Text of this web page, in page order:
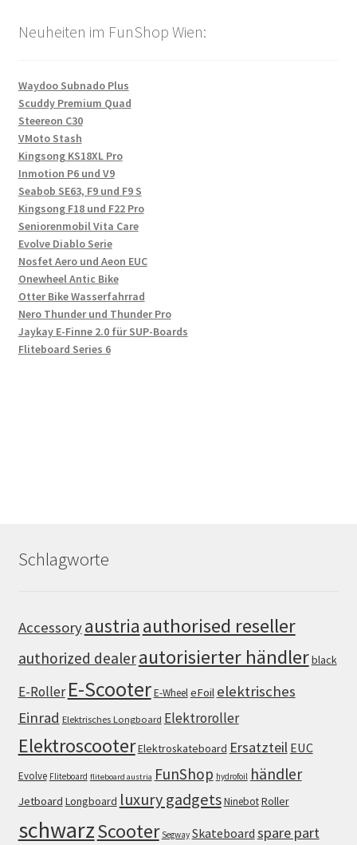
Neuheiten im FunShop Wien:
Waydoo Subnado Plus
Scuddy Premium Quad
Steereon C30
VMoto Stash
Kingsong KS18XL Pro
Inmotion P6 und V9
Seabob SE63, F9 und F9 S
Kingsong F18 und F22 Pro
Seniorenmobil Vita Care
Evolve Diablo Serie
Nosfet Aero und Aeon EUC
Onewheel Antic Bike
Otter Bike Wasserfahrrad
Nero Thunder und Thunder Pro
Jaykay E-Finne 2.0 für SUP-Boards
Fliteboard Series 6
Schlagworte
Accessoryaustria authorised reseller
authorized dealerautorisierter händlerblack
E-Roller E-ScooterE-WheeleFoil elektrisches
Einrad Elektrisches Longboard Elektroroller
ElektroscooterElektroskateboard Ersatzteil EUC
Evolve Fliteboard fliteboard austria FunShop hydrofoil händler
Jetboard Longboard luxury gadgetsNinebotRoller
schwarzScooter Segway Skateboard spare part